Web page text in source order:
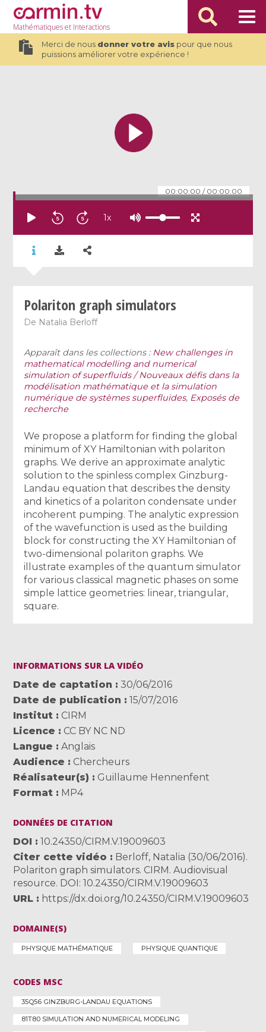
Mathématiqueset Interactions
Merci de nous donner votre avispour que nous
puissions améliorer votre expérience !
00:00:00 / 00:00:00
1x
Polariton graph simulators
De Natalia Berloff
Apparaît dans les collections : New challenges in
mathematical modelling and numerical
simulation of superfluids / Nouveaux défis dans la
modélisation mathématique et la simulation
numérique de systèmes superfluides, Exposés de
recherche
We propose a platform for finding the global
minimum of XY Hamiltonian with polariton
graphs. We derive an approximate analytic
solution to the spinless complex Ginzburg-
Landau equation that describes the density
and kinetics of a polariton condensate under
incoherent pumping. The analytic expression
of the wavefunction is used as the building
block for constructing the XY Hamiltonian of
two-dimensional polariton graphs. We
illustrate examples of the quantum simulator
for various classical magnetic phases on some
simple lattice geometries: linear, triangular,
square.
INFORMATIONS SUR LA VIDÉO
Date de captation
30/06/2016
Date de publication
15/07/2016
Institut
CIRM
Licence
CC BY NC ND
Langue
Anglais
Audience
Chercheurs
Réalisateur(s)
Guillaume Hennenfent
Format
MP4
DONNÉES DE CITATION
DOI
10.24350/CIRM.V.19009603
Citer cette vidéo
Berloff, Natalia (30/06/2016).
Polariton graph simulators. CIRM. Audiovisual
resource. DOI: 10.24350/CIRM.V.19009603
URL
https://dx.doi.org/10.24350/CIRM.V.19009603
DOMAINE(S)
PHYSIQUE MATHÉMATIQUE PHYSIQUE QUANTIQUE
CODES MSC
35Q56 GINZBURG-LANDAU EQUATIONS
81T80 SIMULATION AND NUMERICAL MODELING